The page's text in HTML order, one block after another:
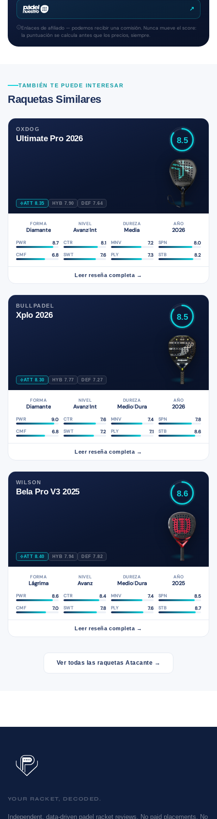
↗
Enlaces de afiliado — podemos recibir una comisión. Nunca mueve el score:
la puntuación se calcula antes que los precios, siempre.
TAMBIÉN TE PUEDE INTERESAR
Raquetas Similares
OXDOG
Ultimate Pro 2026
ATT 8.35 HYB 7.90 DEF 7.64
8.5
FORMA
Diamante
NIVEL
Avanz/Int
DUREZA
Media
AÑO
2026
PWR 8.7 CTR 8.1 MNV 7.2 SPN 8.0
CMF 6.8 SWT 7.6 PLY 7.3 STB 8.2
Leer reseña completa →
BULLPADEL
Xplo 2026
ATT 8.30 HYB 7.77 DEF 7.27
8.5
FORMA
Diamante
NIVEL
Avanz/Int
DUREZA
Medio/Dura
AÑO
2026
PWR 9.0 CTR 7.6 MNV 7.4 SPN 7.8
CMF 6.8 SWT 7.2 PLY 7.1 STB 8.6
Leer reseña completa →
WILSON
Bela Pro V3 2025
ATT 8.40 HYB 7.94 DEF 7.82
8.6
FORMA
Lágrima
NIVEL
Avanz
DUREZA
Medio/Dura
AÑO
2025
PWR 8.6 CTR 8.4 MNV 7.4 SPN 8.5
CMF 7.0 SWT 7.8 PLY 7.6 STB 8.7
Leer reseña completa →
Ver todas las raquetas Atacante →
YOUR RACKET, DECODED.
Independent, data-driven padel racket reviews. No paid placements. No